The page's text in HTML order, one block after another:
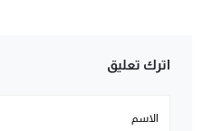
اترك تعليق